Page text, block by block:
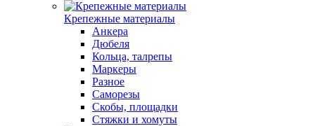
Крепежные материалы
Анкера
Дюбеля
Кольца, талрепы
Маркеры
Разное
Саморезы
Скобы, площадки
Стяжки и хомуты